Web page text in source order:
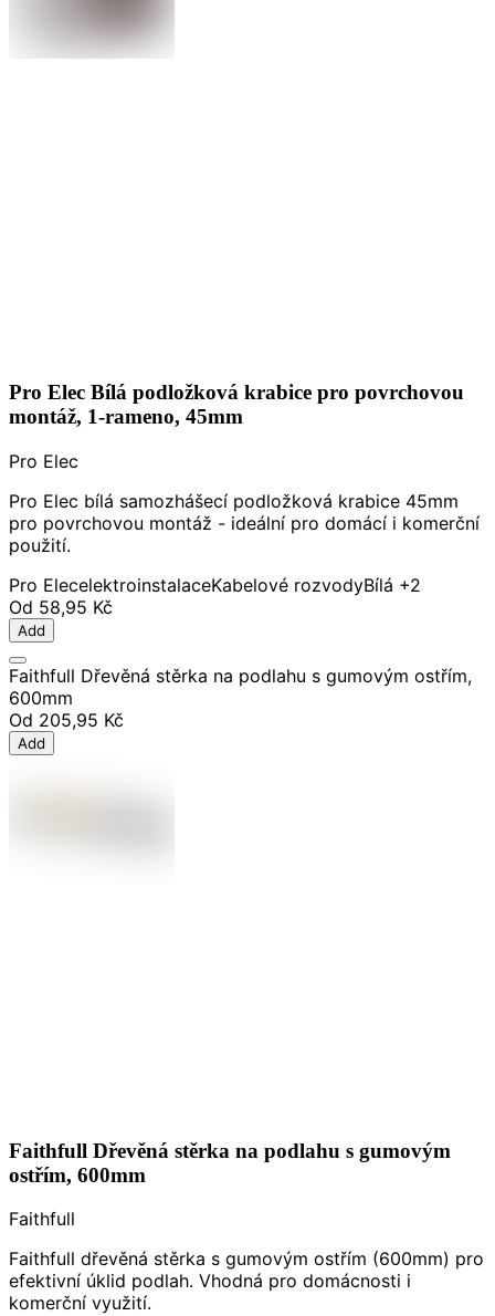
Pro Elec Bílá podložková krabice pro povrchovou
montáž, 1-rameno, 45mm
Pro Elec
Pro Elec bílá samozhášecí podložková krabice 45mm
pro povrchovou montáž - ideální pro domácí i komerční
použití.
Pro ElecelektroinstalaceKabelové rozvodyBílá +2
Od 58,95 Kč
Add
Faithfull Dřevěná stěrka na podlahu s gumovým ostřím,
600mm
Od 205,95 Kč
Add
Faithfull Dřevěná stěrka na podlahu s gumovým
ostřím, 600mm
Faithfull
Faithfull dřevěná stěrka s gumovým ostřím (600mm) pro
efektivní úklid podlah. Vhodná pro domácnosti i
komerční využití.